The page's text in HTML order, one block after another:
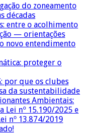
do zoneamento
décadas
entre o acolhimento
— orientações
novo entendimento
proteger o
por que os clubes
da sustentabilidade
Ambientais:
Lei nº 15.190/2025 e
nº 13.874/2019